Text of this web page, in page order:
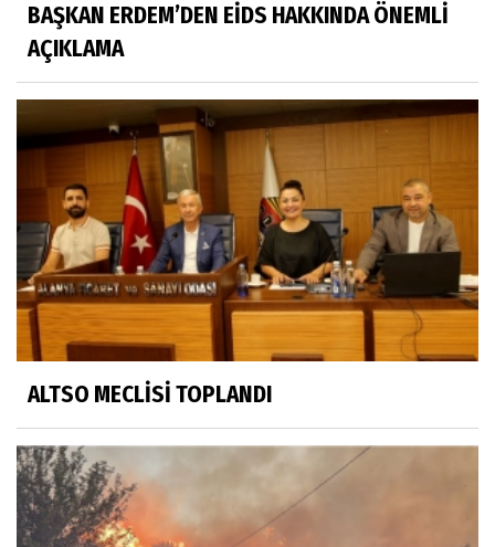
BAŞKAN ERDEM’DEN EİDS HAKKINDA ÖNEMLİ
AÇIKLAMA
ALTSO MECLİSİ TOPLANDI